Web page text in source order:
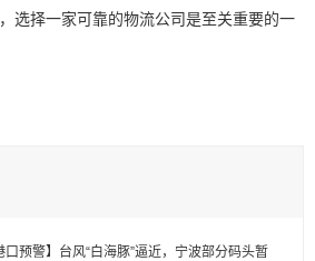
选择一家可靠的物流公司是至关重要的一
口预警】台风“白海豚”逼近，宁波部分码头暂